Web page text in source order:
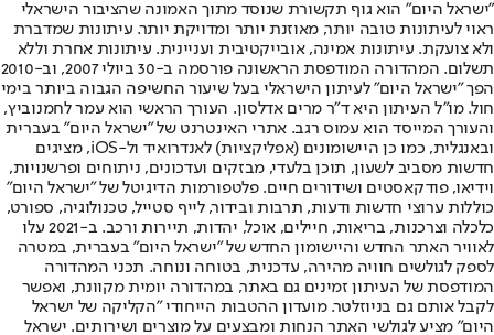
"ישראל היום" הוא גוף תקשורת שנוסד מתוך האמונה שהציבור הישראלי
ראוי לעיתונות טובה יותר, מאוזנת יותר ומדויקת יותר. עיתונות שמדברת
ולא צועקת. עיתונות אמינה, אובייקטיבית ועניינית. עיתונות אחרת וללא
תשלום. המהדורה המודפסת הראשונה פורסמה ב-30 ביולי 2007, וב-2010
הפך "ישראל היום" לעיתון הישראלי בעל שיעור החשיפה הגבוה ביותר בימי
חול. מו"ל העיתון היא ד"ר מרים אדלסון. העורך הראשי הוא עמר לחמנוביץ,
והעורך המייסד הוא עמוס רגב. אתרי האינטרנט של "ישראל היום" בעברית
ובאנגלית, כמו כן היישומונים (אפליקציות) לאנדרואיד ול-iOS, מציגים
חדשות מסביב לשעון, תוכן בלעדי, מבזקים ועדכונים, ניתוחים ופרשנויות,
וידיאו, פודקאסטים ושידורים חיים. פלטפורמות הדיגיטל של "ישראל היום"
כוללות ערוצי חדשות ודעות, תרבות ובידור, לייף סטייל, טכנולוגיה, ספורט,
כלכלה וצרכנות, בריאות, חיילים, אוכל, יהדות, תיירות ורכב. ב-2021 עלו
לאוויר האתר החדש והיישומון החדש של "ישראל היום" בעברית, במטרה
לספק לגולשים חוויה מהירה, עדכנית, בטוחה ונוחה. תכני המהדורה
המודפסת של העיתון זמינים גם באתר, במהדורה יומית מקוונת, ואפשר
לקבל אותם גם בניוזלטר. מועדון ההטבות הייחודי "הקליקה של ישראל
היום" מציע לגולשי האתר הנחות ומבצעים על מוצרים ושירותים. ישראל